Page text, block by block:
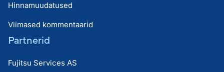
Hinnamuudatused
Viimased kommentaarid
Partnerid
Fujitsu Services AS